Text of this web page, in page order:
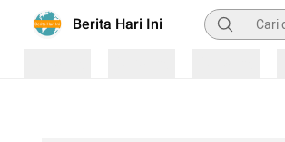
Berita Hari Ini Pencarian